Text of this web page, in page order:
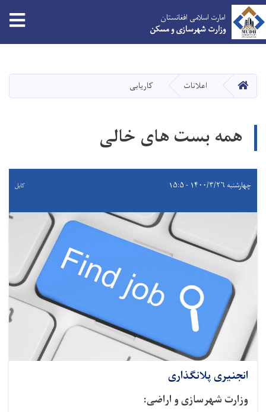
content
امارت اسلامی افغانستان
وزارت شهرسازی و مسکن
HOME اعلانات کاریابی
همه بست های خالی
چهارشنبه ۱۴۰۰/۳/۲۶ - ۱۵:۵ کابل
انجنیری پلانگذاری
وزارت شهرسازی و اراضی: